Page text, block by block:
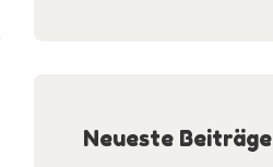
Neueste Beiträge